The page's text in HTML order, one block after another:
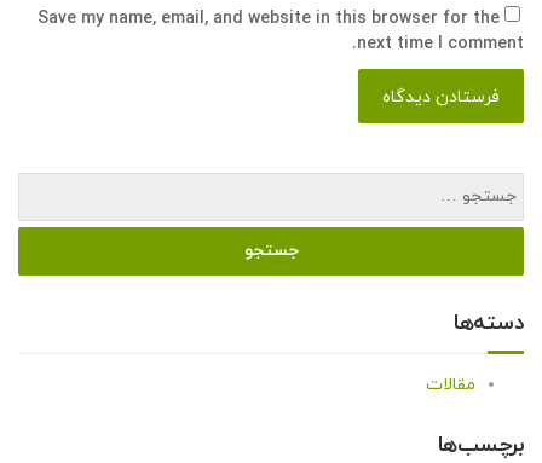
Save my name, email, and website in this browser for the
next time I comment.
دسته‌ها
مقالات
برچسب‌ها